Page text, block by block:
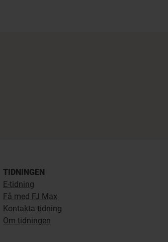
TIDNINGEN
E-tidning
Få med FJ Max
Kontakta tidning
Om tidningen